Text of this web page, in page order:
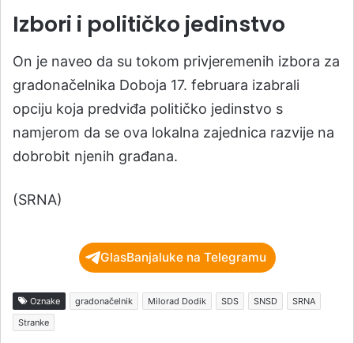
Izbori i političko jedinstvo
On je naveo da su tokom privjeremenih izbora za
gradonačelnika Doboja 17. februara izabrali
opciju koja predviđa političko jedinstvo s
namjerom da se ova lokalna zajednica razvije na
dobrobit njenih građana.
(SRNA)
GlasBanjaluke na Telegramu
Oznake gradonačelnik Milorad Dodik SDS SNSD
SRNA
Stranke